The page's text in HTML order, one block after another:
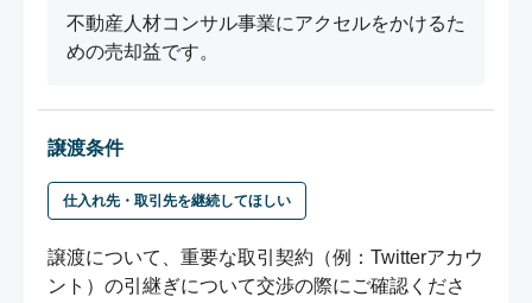
不動産人材コンサル事業にアクセルをかけるた
めの売却益です。
譲渡条件
仕入れ先・取引先を継続してほしい
譲渡について、重要な取引契約（例：Twitterアカウ
ント）の引継ぎについて交渉の際にご確認くださ